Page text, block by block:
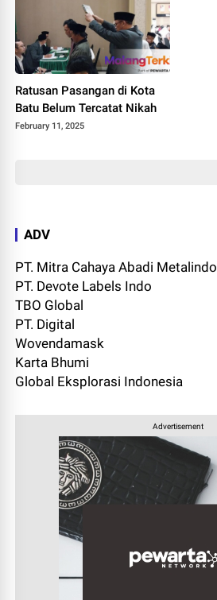
Ratusan Pasangan di Kota
Batu Belum Tercatat Nikah
February 11, 2025
ADV
PT. Mitra Cahaya Abadi Metalindo
PT. Devote Labels Indo
TBO Global
PT. Digital
Wovendamask
Karta Bhumi
Global Eksplorasi Indonesia
Advertisement